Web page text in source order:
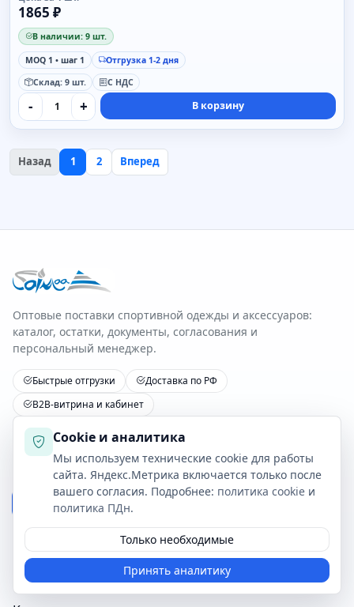
1865 ₽
В наличии: 9 шт.
MOQ 1 • шаг 1
Отгрузка 1-2 дня
Склад: 9 шт.
С НДС
- + В корзину
Назад 1 2 Вперед
Оптовые поставки спортивной одежды и аксессуаров:
каталог, остатки, документы, согласования и
персональный менеджер.
Быстрые отгрузки
Доставка по РФ
B2B-витрина и кабинет
Получать обновления прайса
Подписаться
согласие на обработку персональных данных
и
подтверждаю ознакомление сПолитикой ПДн.
Пользовательское соглашение
Cookie и аналитика
Мы используем технические cookie для работы
сайта. Яндекс.Метрика включается только после
вашего согласия. Подробнее: политика cookie и
политика ПДн.
Только необходимые
Принять аналитику